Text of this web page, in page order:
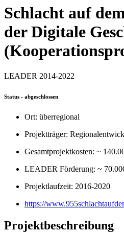
Schlacht auf
der Digitale
LEADER 2014-2022
Status - abgeschlossen
Ort: überregional
Projektträger:
Gesamtprojektkosten: ~
LEADER Förderung: ~
Projektlaufzeit: 2016-2020
https://
Projektbeschreibung